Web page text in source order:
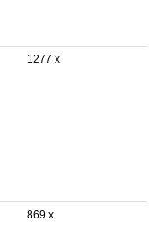
1277 x
869 x